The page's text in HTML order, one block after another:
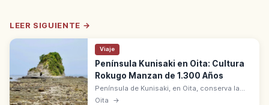
LEER SIGUIENTE →
Viaje
Península Kunisaki en Oita: Cultura
Rokugo Manzan de 1.300 Años
Península de Kunisaki, en Oita, conserva la
cultura Rokugo Manzan de 1.300 años.
Oita →